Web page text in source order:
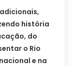
história
do
o Rio
e na